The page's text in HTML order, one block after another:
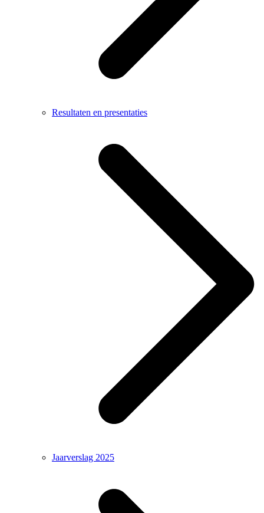
Resultaten en presentaties
Jaarverslag 2025